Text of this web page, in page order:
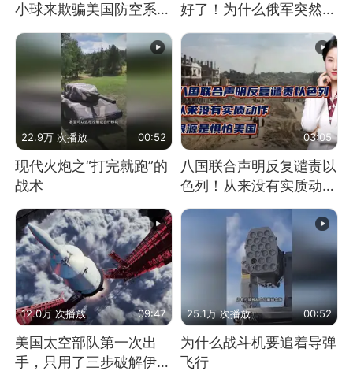
小球来欺骗美国防空系统
好了！为什么俄军突然强
22.9万 次播放 00:52
现代火炮之“打完就跑”的
战术
03:05
八国联合声明反复谴责以
色列！从来没有实质动
作！根源是惧怕美国
12.0万 次播放 09:47
美国太空部队第一次出
手，只用了三步破解伊朗
25.1万 次播放 00:52
为什么战斗机要追着导弹
飞行